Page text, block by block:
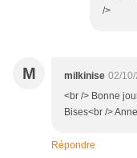
/>
M milkinise 02/
<br /> Bonne
Bises<br />
Répondre